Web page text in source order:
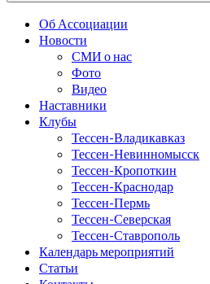
Об Ассоциации
Новости
СМИ о нас
Фото
Видео
Наставники
Клубы
Тессен-Владикавказ
Тессен-Невинномысск
Тессен-Кропоткин
Тессен-Краснодар
Тессен-Пермь
Тессен-Северская
Тессен-Ставрополь
Календарь мероприятий
Статьи